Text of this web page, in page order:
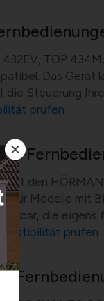
TOP
Das Gerät
die Steuerung
prüfen
mit den
Für Modelle mit
die eigens
prüfen